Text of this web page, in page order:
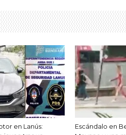
en Lanús:
Escándalo en